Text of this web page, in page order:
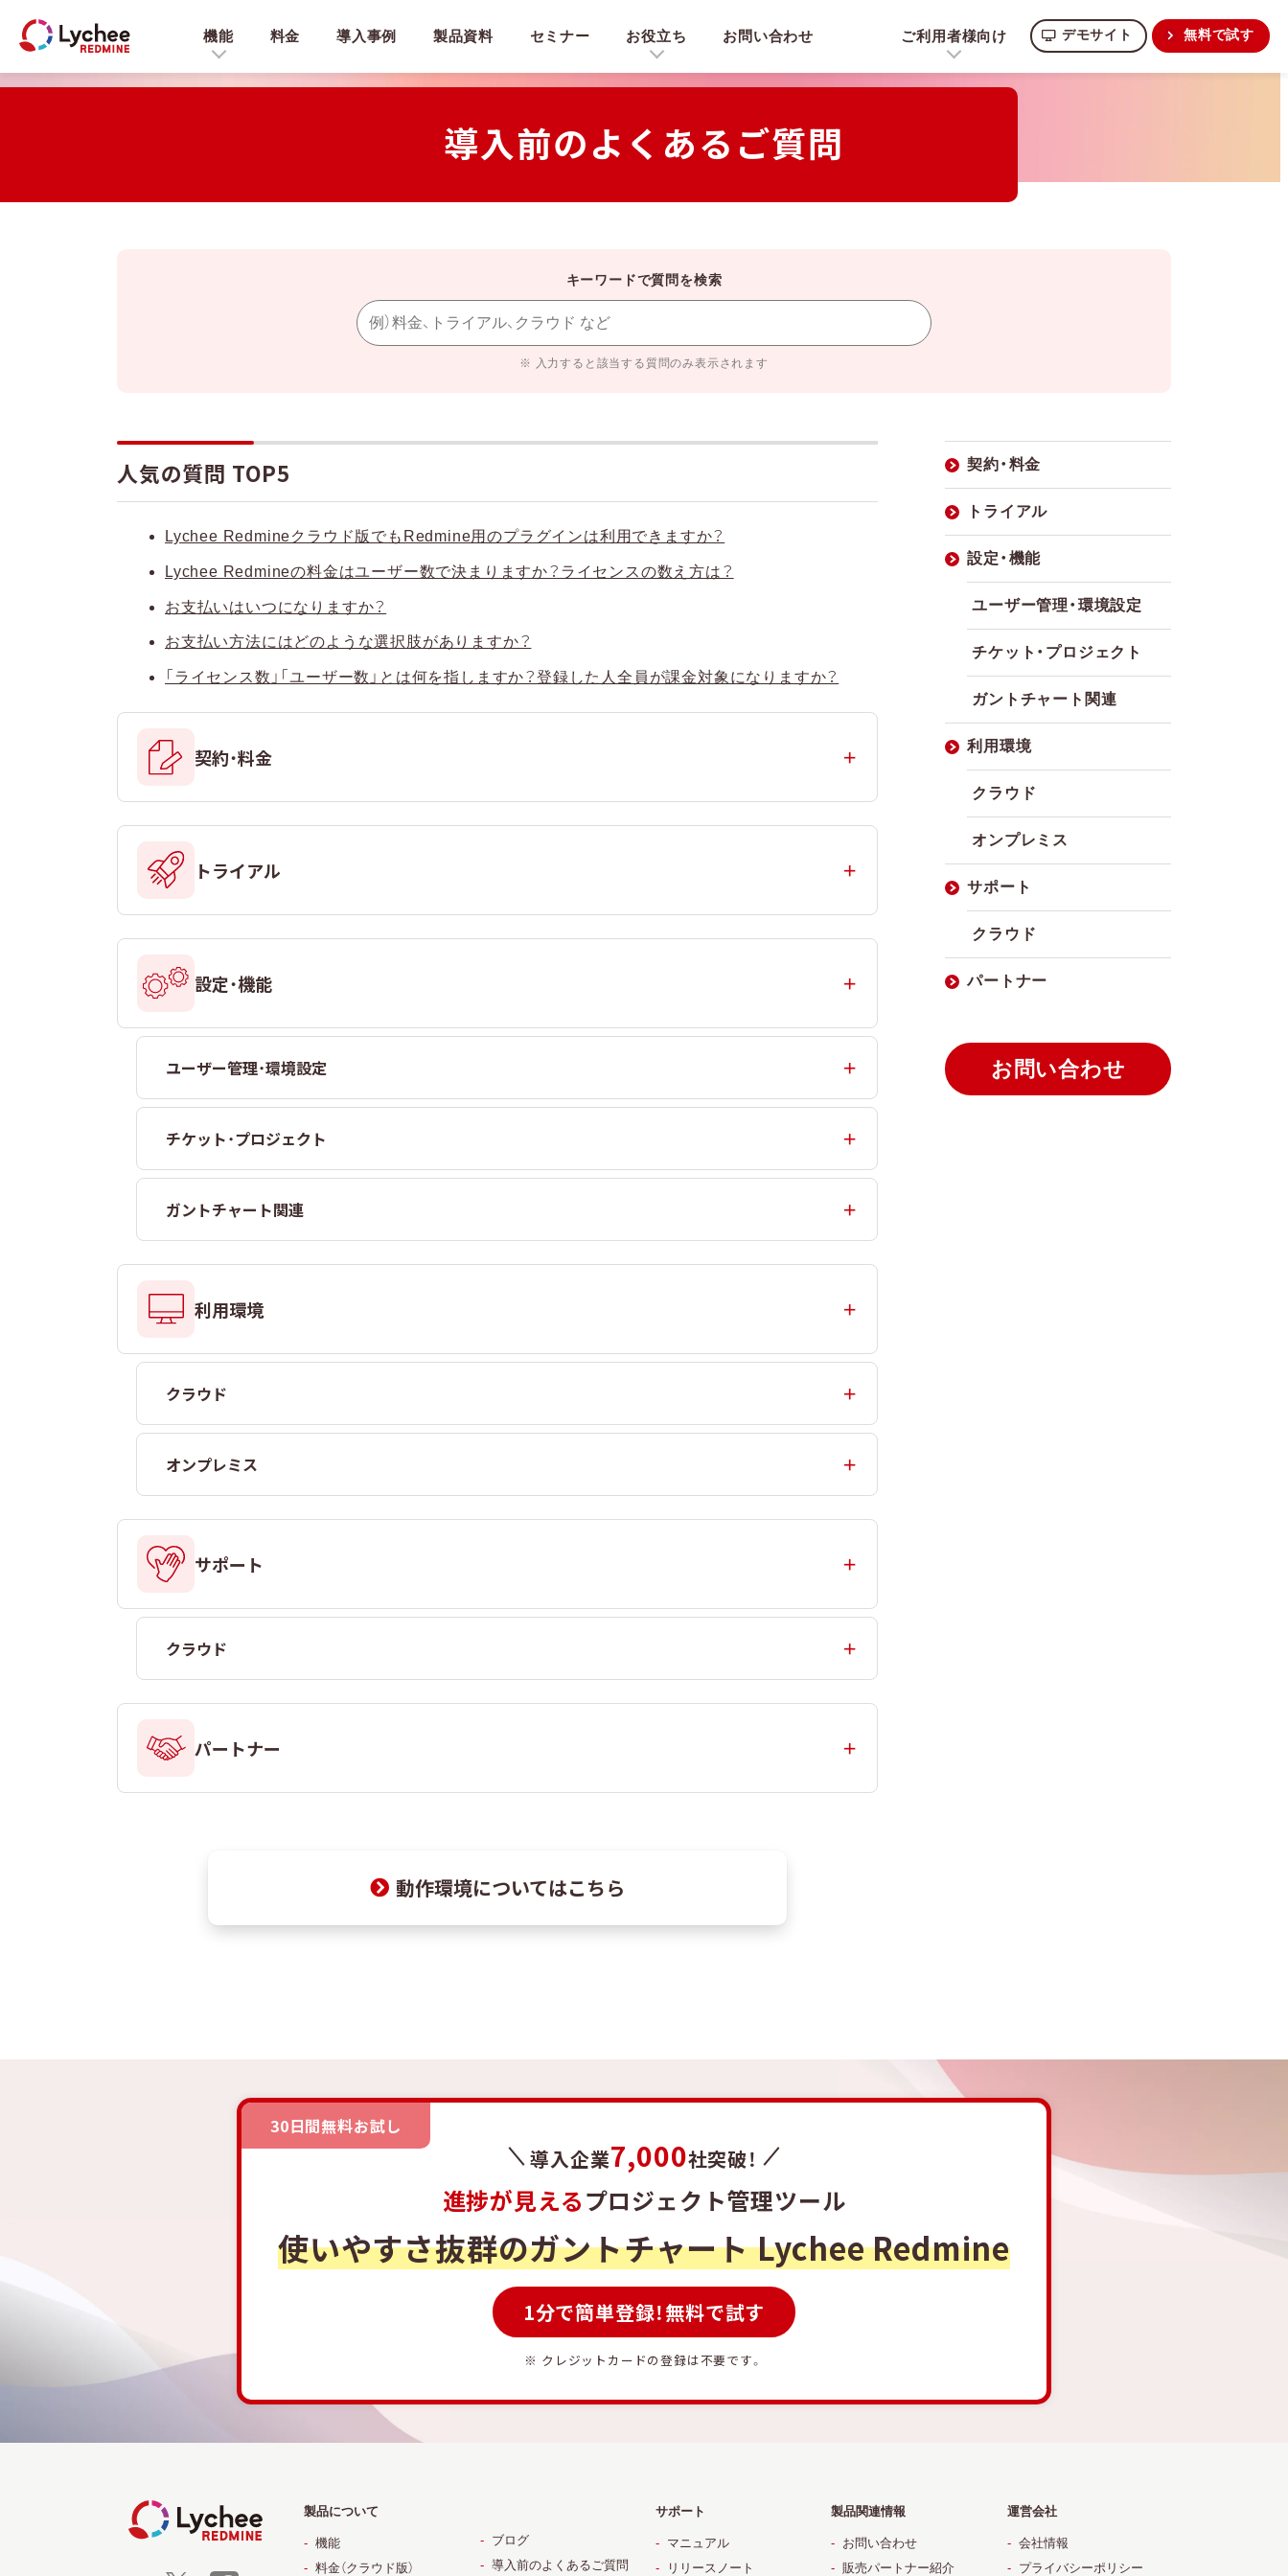
機能 料金 導入事例 製品資料 セミナー お役立ち お問い合わせ ご利用者様向け デモサイト 無料で試す
導入前のよくあるご質問
キーワードで質問を検索
※ 入力すると該当する質問のみ表示されます
人気の質問 TOP5
Lychee Redmineクラウド版でもRedmine用のプラグインは利用できますか？
Lychee Redmineの料金はユーザー数で決まりますか？ライセンスの数え方は？
お支払いはいつになりますか？
お支払い方法にはどのような選択肢がありますか？
「ライセンス数」「ユーザー数」とは何を指しますか？登録した人全員が課金対象になりますか？
契約・料金 ＋
トライアル ＋
設定・機能 ＋
ユーザー管理・環境設定 ＋
チケット・プロジェクト ＋
ガントチャート関連 ＋
利用環境 ＋
クラウド ＋
オンプレミス ＋
サポート ＋
クラウド ＋
パートナー ＋
動作環境についてはこちら
契約・料金
トライアル
設定・機能
ユーザー管理・環境設定
チケット・プロジェクト
ガントチャート関連
利用環境
クラウド
オンプレミス
サポート
クラウド
パートナー
お問い合わせ
30日間無料お試し
導入企業7,000社突破！
進捗が見えるプロジェクト管理ツール
使いやすさ抜群のガントチャートLychee Redmine
1分で簡単登録！無料で試す
※ クレジットカードの登録は不要です。
製品について
機能
料金（クラウド版）
ブログ
導入前のよくあるご質問
サポート
マニュアル
リリースノート
製品関連情報
お問い合わせ
販売パートナー紹介
運営会社
会社情報
プライバシーポリシー